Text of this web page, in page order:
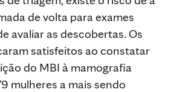
de volta para exames
avaliar as descobertas. Os
satisfeitos ao constatar
do MBI à mamografia
mulheres a mais sendo